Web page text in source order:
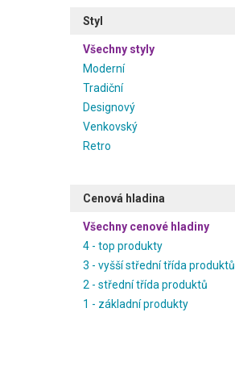
Styl
Všechny styly
Moderní
Tradiční
Designový
Venkovský
Retro
Cenová hladina
Všechny cenové hladiny
4 - top produkty
3 - vyšší střední třída produktů
2 - střední třída produktů
1 - základní produkty